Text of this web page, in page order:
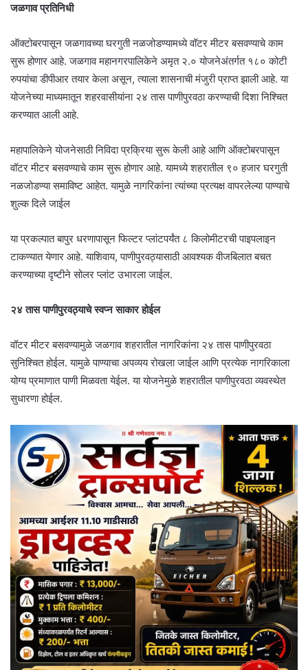
जळगाव प्रतिनिधी
ऑक्टोबरपासून जळगावच्या घरगुती नळजोडण्यामध्ये वॉटर मीटर बसवण्याचे काम
सुरू होणार आहे. जळगाव महानगरपालिकेने अमृत २.० योजनेअंतर्गत १८० कोटी
रुपयांचा डीपीआर तयार केला असून, त्याला शासनाची मंजुरी प्राप्त झाली आहे. या
योजनेच्या माध्यमातून शहरवासीयांना २४ तास पाणीपुरवठा करण्याची दिशा निश्चित
करण्यात आली आहे.
महापालिकेने योजनेसाठी निविदा प्रक्रिया सुरू केली आहे आणि ऑक्टोबरपासून
वॉटर मीटर बसवण्याचे काम सुरू होणार आहे. यामध्ये शहरातील ९० हजार घरगुती
नळजोडण्या समाविष्ट आहेत. यामुळे नागरिकांना त्यांच्या प्रत्यक्ष वापरलेल्या पाण्याचे
शुल्क दिले जाईल
या प्रकल्पात बापुर धरणापासून फिल्टर प्लांटपर्यंत ८ किलोमीटरची पाइपलाइन
टाकण्यात येणार आहे. याशिवाय, पाणीपुरवठ्यासाठी आवश्यक वीजबिलात बचत
करण्याच्या दृष्टीने सोलर प्लांट उभारला जाईल.
२४ तास पाणीपुरवठ्याचे स्वप्न साकार होईल
वॉटर मीटर बसवण्यामुळे जळगाव शहरातील नागरिकांना २४ तास पाणीपुरवठा
सुनिश्चित होईल. यामुळे पाण्याचा अपव्यय रोखला जाईल आणि प्रत्येक नागरिकाला
योग्य प्रमाणात पाणी मिळवता येईल. या योजनेमुळे शहरातील पाणीपुरवठा व्यवस्थेत
सुधारणा होईल.